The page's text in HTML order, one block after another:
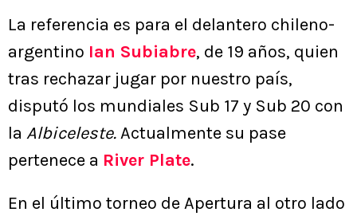
La referencia es para el delantero chileno-
argentino Ian Subiabre, de 19 años, quien
tras rechazar jugar por nuestro país,
disputó los mundiales Sub 17 y Sub 20 con
la Albiceleste.Actualmente su pase
pertenece a River Plate.
En el último torneo de Apertura al otro lado